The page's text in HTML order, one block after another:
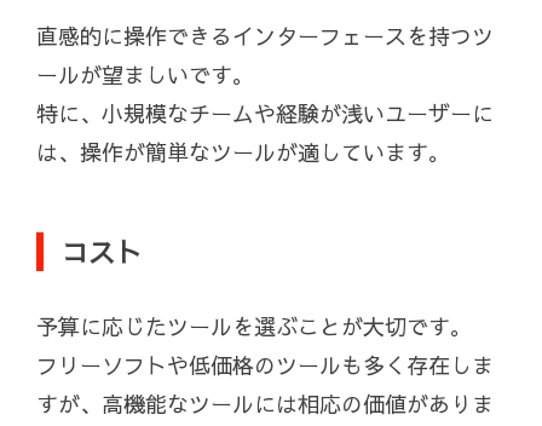
直感的に操作できるインターフェースを持つツ
ールが望ましいです。
特に、小規模なチームや経験が浅いユーザーに
は、操作が簡単なツールが適しています。
コスト
予算に応じたツールを選ぶことが大切です。
フリーソフトや低価格のツールも多く存在しま
すが、高機能なツールには相応の価値がありま